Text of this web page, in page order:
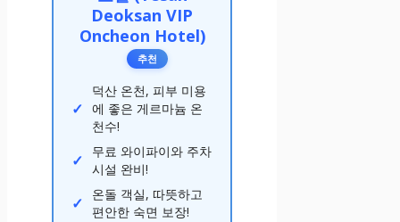
Deoksan VIP
Oncheon Hotel)
추천
덕산 온천, 피부 미용
에 좋은 게르마늄 온
천수!
무료 와이파이와 주차
시설 완비!
온돌 객실, 따뜻하고
편안한 숙면 보장!